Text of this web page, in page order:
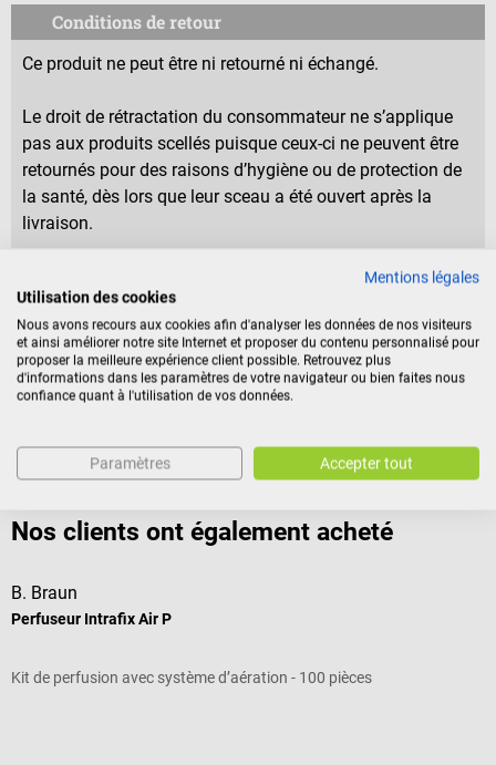
Conditions de retour
Ce produit ne peut être ni retourné ni échangé.
Le droit de rétractation du consommateur ne s’applique
pas aux produits scellés puisque ceux-ci ne peuvent être
retournés pour des raisons d’hygiène ou de protection de
la santé, dès lors que leur sceau a été ouvert après la
livraison.
Caractéristiques
Identification du produit
Avis
Nos clients ont également acheté
B. Braun
Perfuseur Intrafix Air P
Kit de perfusion avec système d’aération - 100 pièces
Mentions légales
Utilisation des cookies
Nous avons recours aux cookies afin d'analyser les données de nos visiteurs
et ainsi améliorer notre site Internet et proposer du contenu personnalisé pour
proposer la meilleure expérience client possible. Retrouvez plus
d'informations dans les paramètres de votre navigateur ou bien faites nous
confiance quant à l'utilisation de vos données.
Paramètres Accepter tout